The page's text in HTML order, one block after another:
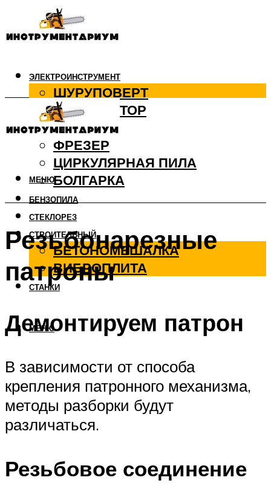
ЭЛЕКТРОИНСТРУМЕНТ
ШУРУПОВЕРТ
ПЕРФОРАТОР
ДРЕЛЬ
ФРЕЗЕР
ЦИРКУЛЯРНАЯ ПИЛА
БОЛГАРКА
БЕНЗОПИЛА
СТЕКЛОРЕЗ
СТРОИТЕЛЬНЫЙ
БЕТОНОМЕШАЛКА
ВИБРОПЛИТА
СТАНКИ
МЕНЮ
МЕНЮ
Резьбонарезные
патроны
Демонтируем патрон
В зависимости от способа
крепления патронного механизма,
методы разборки будут
различаться.
Резьбовое соединение